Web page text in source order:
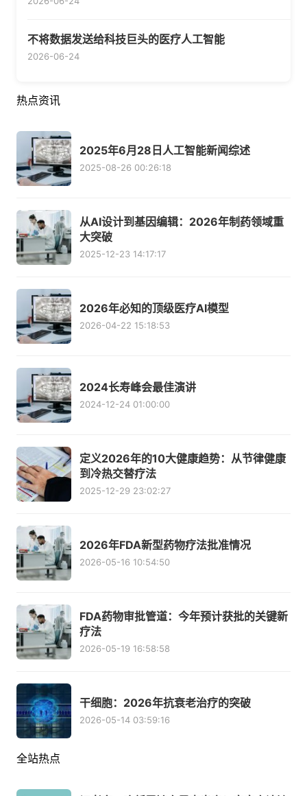
不将数据发送给科技巨头的医疗人工智能
2026-06-24
热点资讯
2025年6月28日人工智能新闻综述
2025-08-26 00:26:18
从AI设计到基因编辑：2026年制药领域重
大突破
2025-12-23 14:17:17
2026年必知的顶级医疗AI模型
2026-04-22 15:18:53
2024长寿峰会最佳演讲
2024-12-24 01:00:00
定义2026年的10大健康趋势：从节律健康
到冷热交替疗法
2025-12-29 23:02:27
2026年FDA新型药物疗法批准情况
2026-05-16 10:54:50
FDA药物审批管道：今年预计获批的关键新
疗法
2026-05-19 16:58:58
干细胞：2026年抗衰老治疗的突破
2026-05-14 03:59:16
全站热点